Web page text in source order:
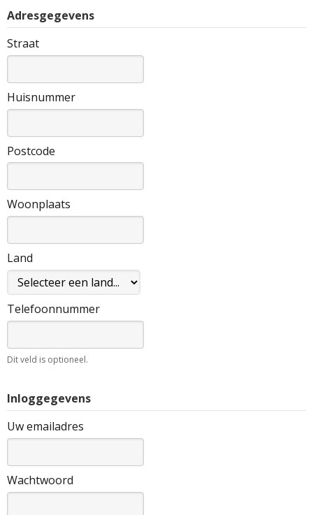
Adresgegevens
Straat
Huisnummer
Postcode
Woonplaats
Land
Telefoonnummer
Dit veld is optioneel.
Inloggegevens
Uw emailadres
Wachtwoord